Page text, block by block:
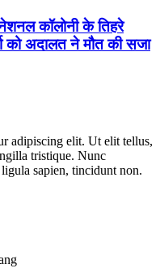
कॉलोनी के तिहरे
को अदालत ने मौत की सजा
adipiscing elit. Ut elit tellus,
tristique. Nunc
sapien, tincidunt non.